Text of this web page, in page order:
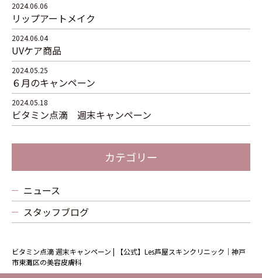
2024.06.06
リップアートメイク
2024.06.04
UVケア商品
2024.05.25
６月のキャンペーン
2024.05.18
ビタミン点滴 週末キャンペーン
カテゴリー
ニュース
スタッフブログ
ビタミン点滴 週末キャンペーン | 【公式】Les芦屋スキンクリニック｜神戸
市東灘区の美容皮膚科